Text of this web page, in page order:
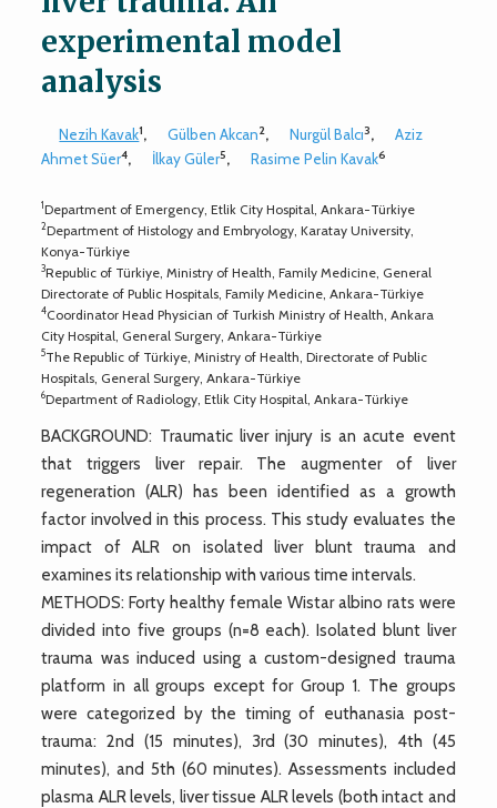
experimental model
analysis
Nezih Kavak1, Gülben Akcan2, Nurgül Balcı3,
Aziz
Ahmet Süer4, İlkay Güler5, Rasime Pelin Kavak6
1Department of Emergency, Etlik City Hospital, Ankara-Türkiye
2Department of Histology and Embryology, Karatay University,
Konya-Türkiye
3Republic of Türkiye, Ministry of Health, Family Medicine, General
Directorate of Public Hospitals, Family Medicine, Ankara-Türkiye
4Coordinator Head Physician of Turkish Ministry of Health, Ankara
City Hospital, General Surgery, Ankara-Türkiye
5The Republic of Türkiye, Ministry of Health, Directorate of Public
Hospitals, General Surgery, Ankara-Türkiye
6Department of Radiology, Etlik City Hospital, Ankara-Türkiye
BACKGROUND: Traumatic liver injury is an acute event
that triggers liver repair. The augmenter of liver
regeneration (ALR) has been identified as a growth
factor involved in this process. This study evaluates the
impact of ALR on isolated liver blunt trauma and
examines its relationship with various time intervals.
METHODS: Forty healthy female Wistar albino rats were
divided into five groups (n=8 each). Isolated blunt liver
trauma was induced using a custom-designed trauma
platform in all groups except for Group 1. The groups
were categorized by the timing of euthanasia post-
trauma: 2nd (15 minutes), 3rd (30 minutes), 4th (45
minutes), and 5th (60 minutes). Assessments included
plasma ALR levels, liver tissue ALR levels (both intact and